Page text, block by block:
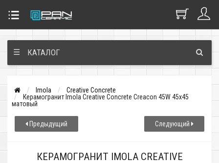
☰ КАТАЛОГ
Imola
Creative Concrete
Керамогранит Imola Creative Concrete Creacon 45W 45x45
матовый
Предыдущий Следующий
КЕРАМОГРАНИТ IMOLA CREATIVE